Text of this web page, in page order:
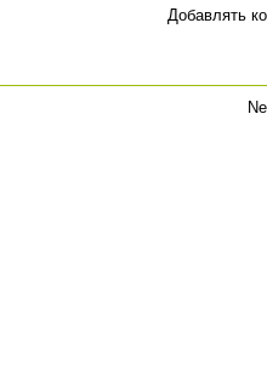
Добавлять